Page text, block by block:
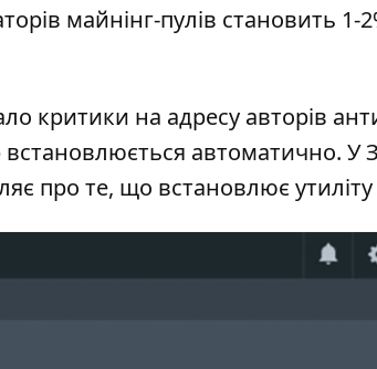
майнінг-пулів становить 1-
критики на адресу авторів
автоматично. У
про те, що встановлює